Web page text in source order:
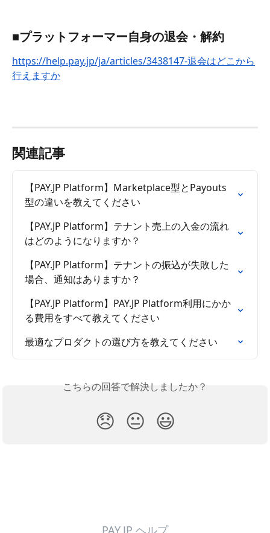
■プラットフォーマー自身の退会・解約
https://help.pay.jp/ja/articles/3438147-退会はどこから
行えますか
関連記事
【PAY.JP Platform】Marketplace型とPayouts
型の違いを教えてください
【PAY.JP Platform】テナント売上の入金の流れ
はどのようになりますか？
【PAY.JP Platform】テナントの振込が失敗した
場合、通知はありますか？
【PAY.JP Platform】PAY.JP Platform利用にかか
る費用をすべて教えてください
最適なプロダクトの選び方を教えてください
こちらの回答で解決しましたか？
😞 😐 😃